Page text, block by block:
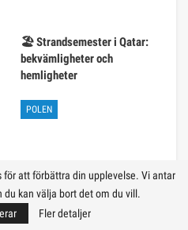
🏖️ Strandsemester i Qatar:
bekvämligheter och
hemligheter
POLEN
🏰 24 timmar i Poznan: den
för att förbättra din upplevelse. Vi antar
kan välja bort det om du vill.
Fler detaljer